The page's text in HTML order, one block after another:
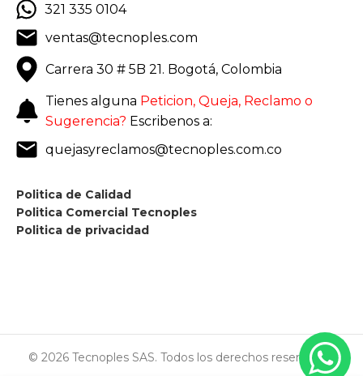
321 335 0104
ventas@tecnoples.com
Carrera 30 # 5B 21. Bogotá, Colombia
Tienes alguna Peticion, Queja, Reclamo o
Sugerencia? Escribenos a:
quejasyreclamos@tecnoples.com.co
Politica de Calidad
Politica Comercial Tecnoples
Politica de privacidad
© 2026 Tecnoples SAS. Todos los derechos reservados.